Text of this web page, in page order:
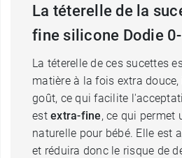
La téterelle de la
fine silicone Dodie
La téterelle de ces sucettes
matière à la fois extra
goût, ce qui facilite
est extra-fine, ce qui permet
naturelle pour bébé. Elle est
et réduira donc le risque de